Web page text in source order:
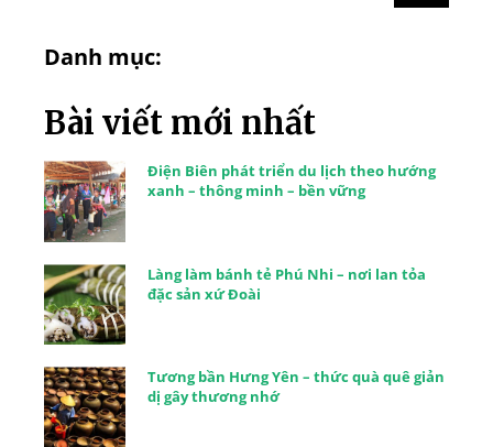
Danh mục:
Bài viết mới nhất
Điện Biên phát triển du lịch theo hướng
xanh – thông minh – bền vững
Làng làm bánh tẻ Phú Nhi – nơi lan tỏa
đặc sản xứ Đoài
Tương bần Hưng Yên – thức quà quê giản
dị gây thương nhớ